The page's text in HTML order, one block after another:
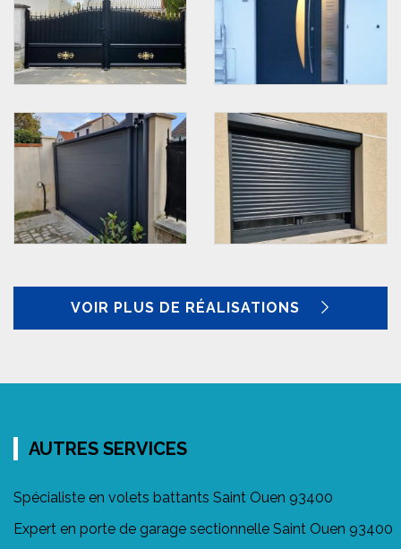
VOIR PLUS DE RÉALISATIONS
AUTRES SERVICES
Spécialiste en volets battants Saint Ouen 93400
Expert en porte de garage sectionnelle Saint Ouen 93400